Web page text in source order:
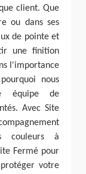
client. Que
ou dans ses
de pointe et
une finition
l'importance
nous
équipe de
Avec Site
couleurs à
Fermé pour
votre